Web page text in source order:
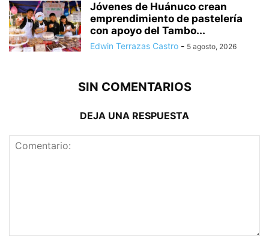
Jóvenes de Huánuco crean
emprendimiento de pastelería
con apoyo del Tambo...
Edwin Terrazas Castro - 5 agosto, 2026
SIN COMENTARIOS
DEJA UNA RESPUESTA